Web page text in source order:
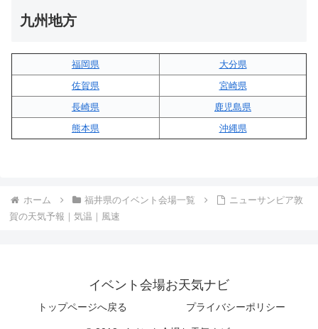
九州地方
福岡県
大分県
佐賀県
宮崎県
長崎県
鹿児島県
熊本県
沖縄県
ホーム 福井県のイベント会場一覧
ニューサンピア敦
賀の天気予報｜気温｜風速
イベント会場お天気ナビ
トップページへ戻る プライバシーポリシー